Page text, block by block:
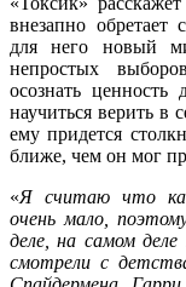
внезапно обретает
для него новый
непростых
осознать
научиться верить в
ему придется
ближе, чем он мог
«Я считаю что
очень мало,
деле, на самом
смотрели с